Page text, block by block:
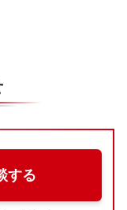
する